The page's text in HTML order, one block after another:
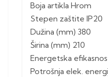
Boja artikla Hrom
Stepen zaštite IP20
Dužina (mm) 380
Širina (mm) 210
Energetska
Potrošnja elek.